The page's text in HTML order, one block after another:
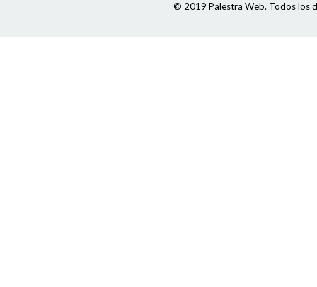
© 2019 Palestra Web. Todos los